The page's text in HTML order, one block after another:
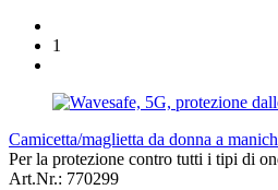
1
Camicetta/maglietta da donna a
Per la protezione contro tutti i tipi di
Art.Nr.: 770299